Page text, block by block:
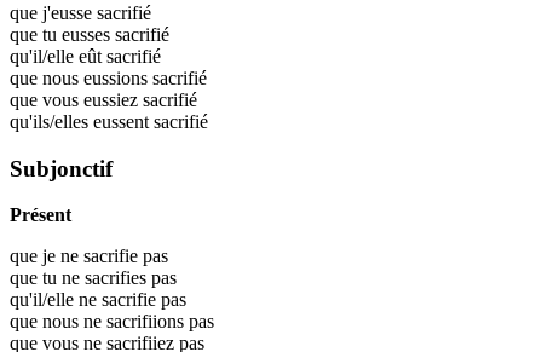
que j'eusse sacrifié
que tu eusses sacrifié
qu'il/elle eût sacrifié
que nous eussions sacrifié
que vous eussiez sacrifié
qu'ils/elles eussent sacrifié
Subjonctif
Présent
que je ne sacrifie pas
que tu ne sacrifies pas
qu'il/elle ne sacrifie pas
que nous ne sacrifiions pas
que vous ne sacrifiiez pas